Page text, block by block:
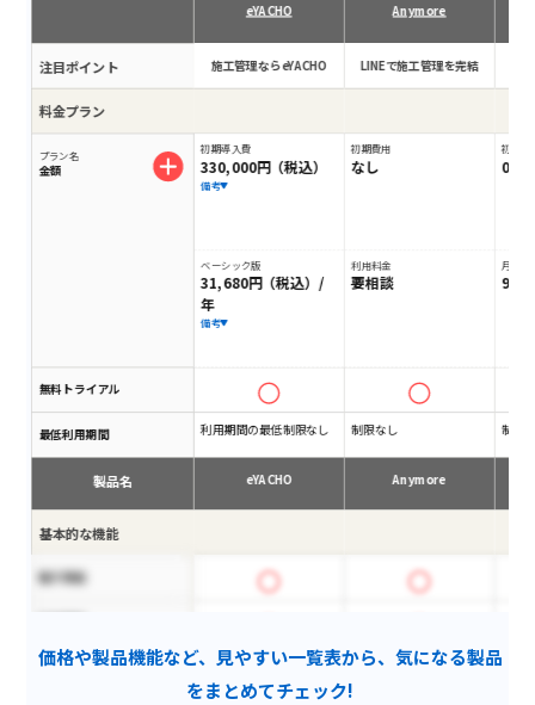
注目ポイント
料金プラン
プラン名
金額
無料トライアル
最低利用期間
製品名
基本的な機能
電子黒板
アフターフォロー
eYACHO
施工管理ならeYACHO
初期導入費
330,000円（税込）
備考
ベーシック版
31,680円（税込）/
年
備考
利用期間の最低制限なし
eYACHO
Anymore
LINEで施工管理を完結
初期費用
なし
利用料金
要相談
制限なし
Anymore
初期費
0円
月額料
制限
価格や製品機能など、見やすい一覧表から、気になる製品
をまとめてチェック!